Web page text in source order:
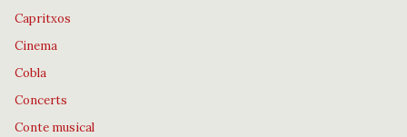
Capritxos
Cinema
Cobla
Concerts
Conte musical